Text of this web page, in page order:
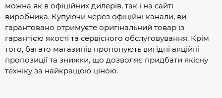
можна як в офіційних дилерів, так і на сайті
виробника. Купуючи через офіційні канали, ви
гарантовано отримуєте оригінальний товар із
гарантією якості та сервісного обслуговування. Крім
того, багато магазинів пропонують вигідні акційні
пропозиції та знижки, що дозволяє придбати якісну
техніку за найкращою ціною.